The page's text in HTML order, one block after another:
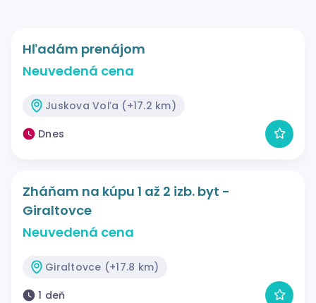
Hľadám prenájom
Neuvedená cena
Juskova Voľa (+17.2 km)
Dnes
Zháňam na kúpu 1 až 2 izb. byt -
Giraltovce
Neuvedená cena
Giraltovce (+17.8 km)
1 deň